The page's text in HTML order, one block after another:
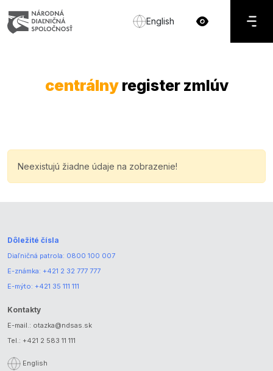
English
centrálnyregister zmlúv
Neexistujú žiadne údaje na zobrazenie!
Dôležité čísla
Diaľničná patrola: 0800 100 007
E-známka: +421 2 32 777 777
E-mýto: +421 35 111 111
Kontakty
E-mail.: otazka@ndsas.sk
Tel.: +421 2 583 11 111
English